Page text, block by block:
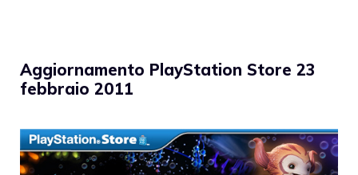
Aggiornamento PlayStation Store 23
febbraio 2011